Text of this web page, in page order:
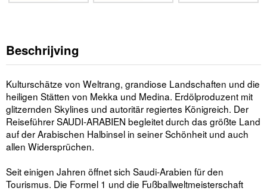
Beschrijving
Kulturschätze von Weltrang, grandiose Landschaften und die
heiligen Stätten von Mekka und Medina. Erdölproduzent mit
glitzernden Skylines und autoritär regiertes Königreich. Der
Reiseführer SAUDI-ARABIEN begleitet durch das größte Land
auf der Arabischen Halbinsel in seiner Schönheit und auch
allen Widersprüchen.
Seit einigen Jahren öffnet sich Saudi-Arabien für den
Tourismus. Die Formel 1 und die Fußballweltmeisterschaft